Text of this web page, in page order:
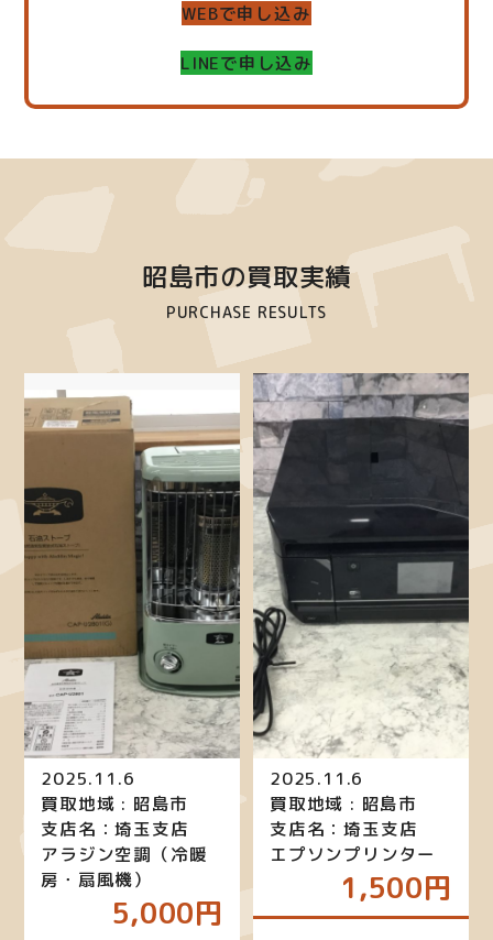
WEBで申し込み
LINEで申し込み
昭島市の買取実績
PURCHASE RESULTS
2025.11.6
買取地域 : 昭島市
支店名：埼玉支店
アラジン空調（冷暖
房・扇風機）
5,000円
2025.11.6
買取地域 : 昭島市
支店名：埼玉支店
エプソンプリンター
1,500円